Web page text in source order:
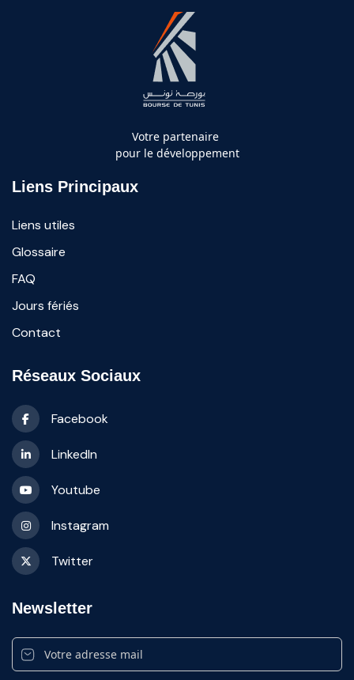
Votre partenaire
pour le développement
Liens Principaux
Liens utiles
Glossaire
FAQ
Jours fériés
Contact
Réseaux Sociaux
Facebook
LinkedIn
Youtube
Instagram
Twitter
Newsletter